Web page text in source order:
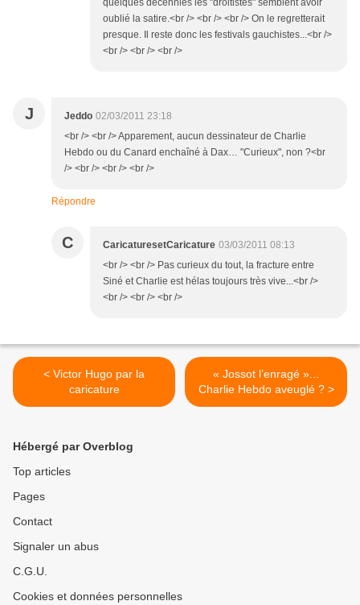
quelques décennies les "droitistes" semblent avoir
oublié la satire.<br /> <br /> <br /> On le regretterait
presque. Il reste donc les festivals gauchistes...<br />
<br /> <br /> <br />
J Jeddo 02/03/2011 23:18
<br /> <br /> Apparement, aucun dessinateur de Charlie
Hebdo ou du Canard enchaîné à Dax… "Curieux", non ?<br
/> <br /> <br /> <br />
Répondre
C CaricaturesetCaricature 03/03/2011 08:13
<br /> <br /> Pas curieux du tout, la fracture entre
Siné et Charlie est hélas toujours très vive...<br />
<br /> <br /> <br />
< Victor Hugo par la
caricature
« Jossot l’enragé »...
Charlie Hebdo aveuglé ? >
Hébergé par Overblog
Top articles
Pages
Contact
Signaler un abus
C.G.U.
Cookies et données personnelles